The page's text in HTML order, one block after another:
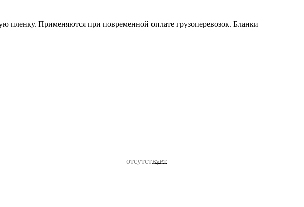
пленку. Применяются при повременной оплате грузоперевозок. Бланки
отсутствует